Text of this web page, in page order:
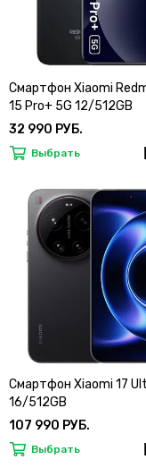
Смартфон Xiaomi
15 Pro+ 5G 12/512GB
32 990 РУБ.
Выбрать
Смартфон Xiaomi 17
16/512GB
107 990 РУБ.
Выбрать